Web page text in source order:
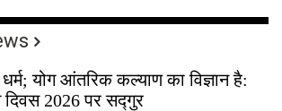
योग आंतरिक कल्याण का विज्ञान है:
दिवस 2026 पर सद्गुर